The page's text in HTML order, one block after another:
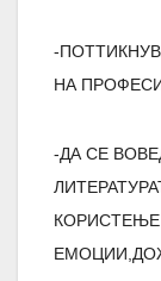
-
НА
-ДА СЕ